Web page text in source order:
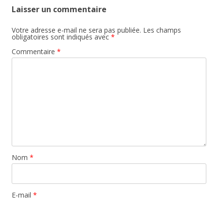
Laisser un commentaire
Votre adresse e-mail ne sera pas publiée. Les champs
obligatoires sont indiqués avec *
Commentaire *
Nom *
E-mail *